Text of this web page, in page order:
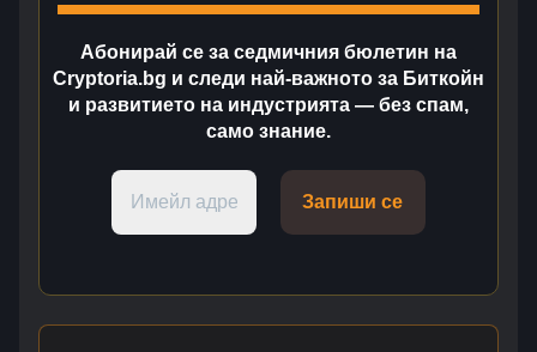
Абонирай се за седмичния бюлетин на
Cryptoria.bg и следи най-важното за Биткойн
и развитието на индустрията — без спам,
само знание.